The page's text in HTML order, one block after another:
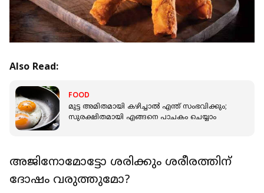
Also Read:
FOOD
മുട്ട അമിതമായി കഴിച്ചാല്‍ എന്ത് സംഭവിക്കും;
സുരക്ഷിതമായി എങ്ങനെ പാചകം ചെയ്യാം
അജിനോമോട്ടോ ശരിക്കും ശരീരത്തിന്
ദോഷം വരുത്തുമോ?